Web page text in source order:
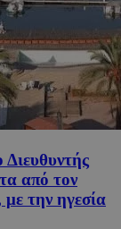
από τον
την ηγεσία